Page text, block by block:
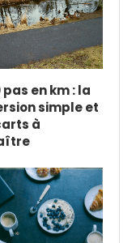
pas en km : la
simple et
à